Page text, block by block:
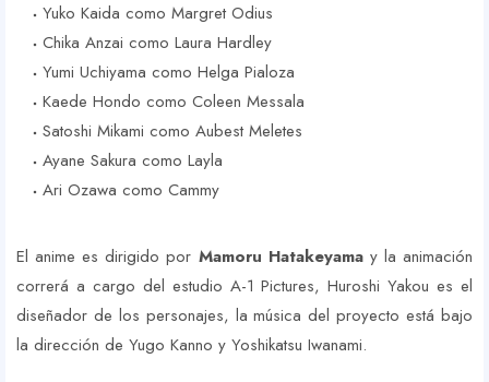
Yuko Kaida como Margret Odius
Chika Anzai como Laura Hardley
Yumi Uchiyama como Helga Pialoza
Kaede Hondo como Coleen Messala
Satoshi Mikami como Aubest Meletes
Ayane Sakura como Layla
Ari Ozawa como Cammy
El anime es dirigido por Mamoru Hatakeyamay la animación
correrá a cargo del estudio A-1 Pictures, Huroshi Yakou es el
diseñador de los personajes, la música del proyecto está bajo
la dirección de Yugo Kanno y Yoshikatsu Iwanami.